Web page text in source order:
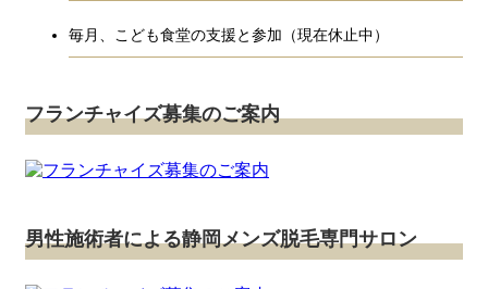
毎月、こども食堂の支援と参加（現在休止中）
フランチャイズ募集のご案内
男性施術者による静岡メンズ脱毛専門サロン